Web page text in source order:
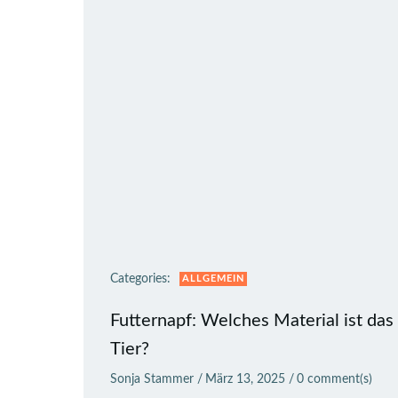
Categories: ALLGEMEIN
Futternapf: Welches Material ist
Tier?
Sonja Stammer / März 13, 2025 / 0 comment(s)